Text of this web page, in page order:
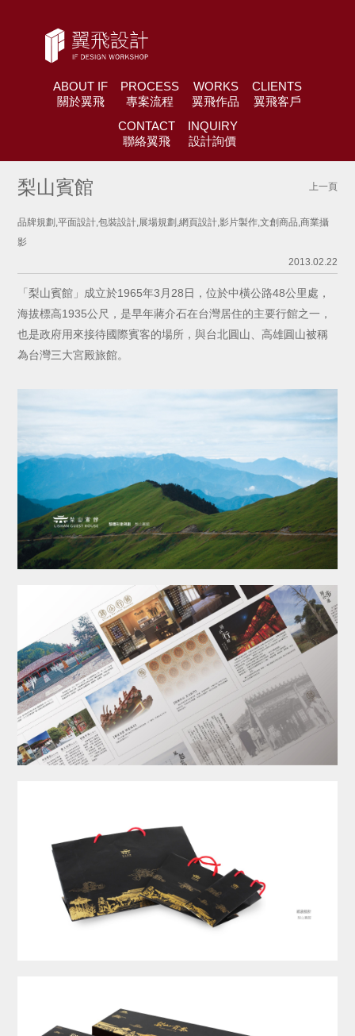
ABOUT IF
關於翼飛
PROCESS
專案流程
WORKS
翼飛作品
CLIENTS
翼飛客戶
CONTACT
聯絡翼飛
INQUIRY
設計詢價
梨山賓館 上一頁
品牌規劃,平面設計,包裝設計,展場規劃,網頁設計,影片製作,文創商品,商業攝
影
2013.02.22
「梨山賓館」成立於1965年3月28日，位於中橫公路48公里處，
海拔標高1935公尺，是早年蔣介石在台灣居住的主要行館之一，
也是政府用來接待國際賓客的場所，與台北圓山、高雄圓山被稱
為台灣三大宮殿旅館。